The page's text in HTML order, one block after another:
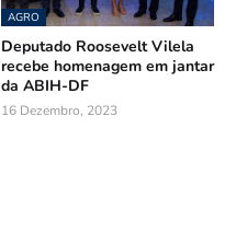
AGRO
Deputado Roosevelt Vilela
recebe homenagem em jantar
da ABIH-DF
16 Dezembro, 2023